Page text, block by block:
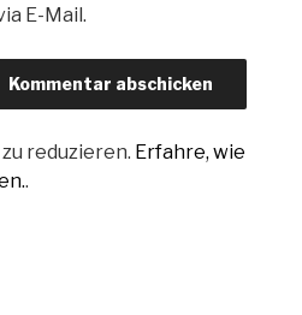
E-Mail.
reduzieren. Erfahre, wie
.